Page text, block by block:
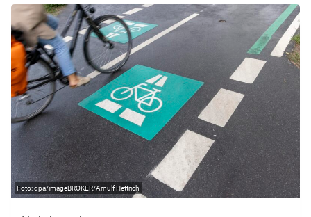
dpa/imageBROKER/Arnulf Hettrich